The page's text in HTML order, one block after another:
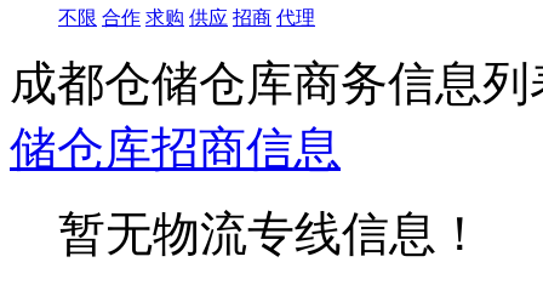
不限 合作 求购 供应 招商 代理
成都仓储仓库商务信息列
储仓库招商信息
暂无物流专线信息！